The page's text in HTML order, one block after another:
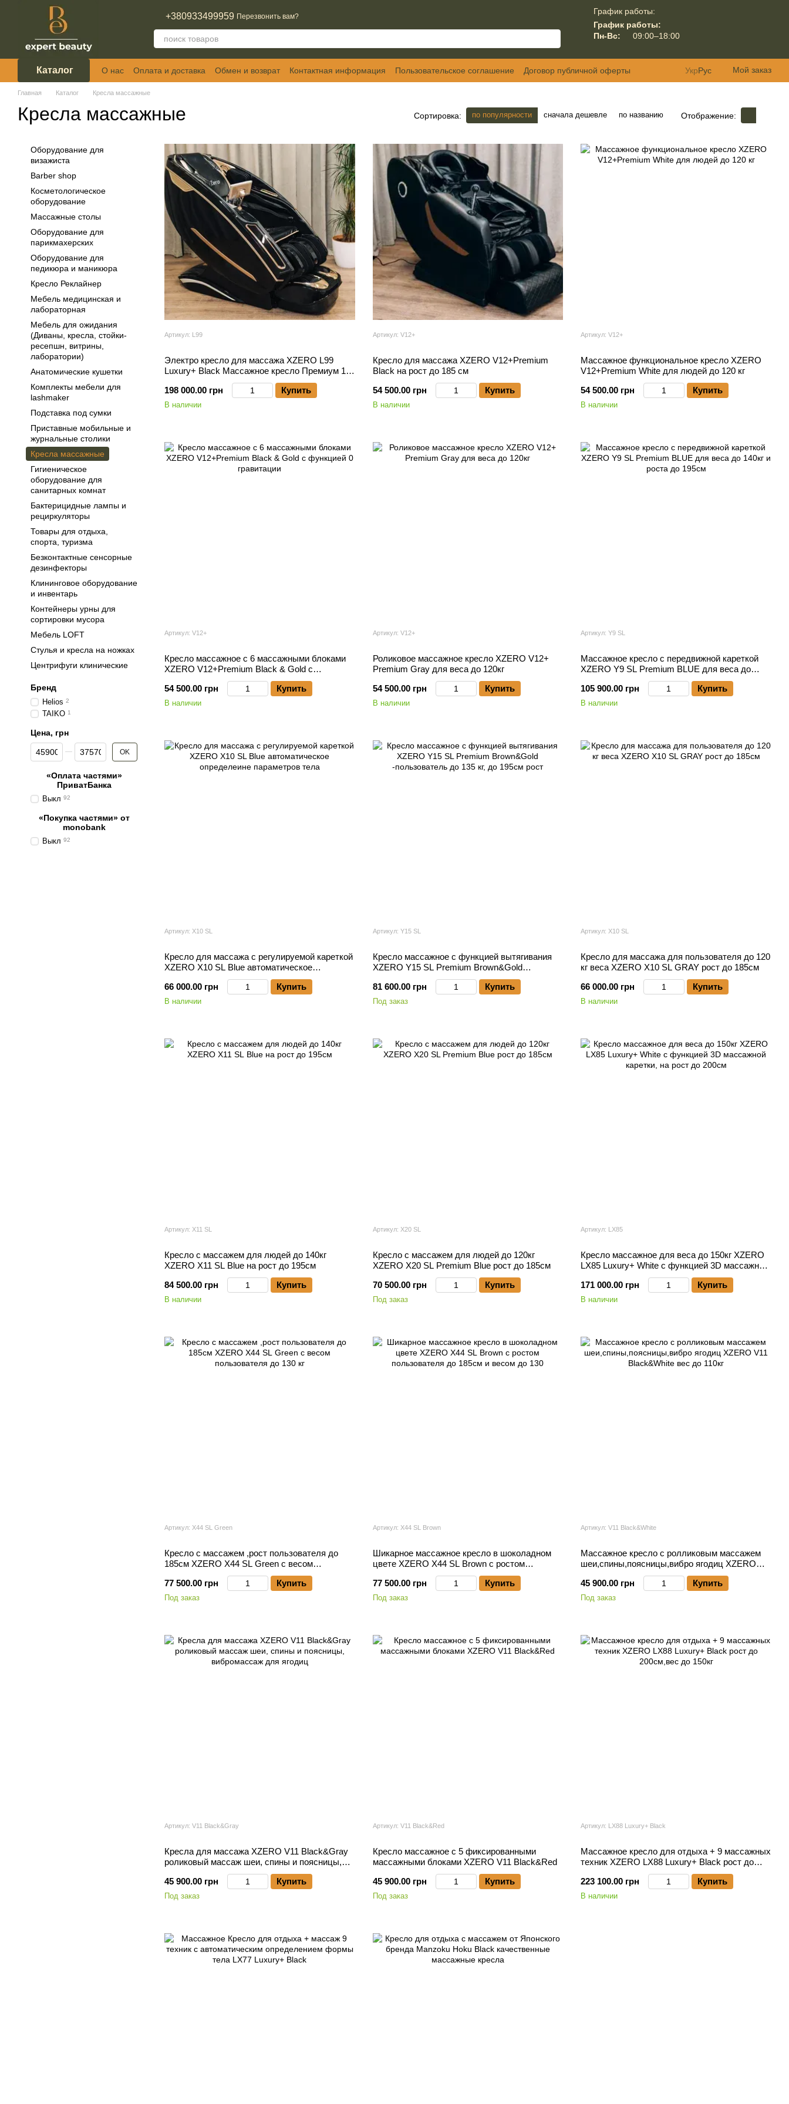
Перейти к основному контенту
+380933499959 Перезвонить вам?
График работы:
График работы:
Пн-Вс:
09:00–18:00
Каталог О нас Оплата и доставка Обмен и возврат Контактная информация Пользовательское соглашение
Договор публичной оферты
Отзывы о магазине
УкрРус Мой заказ
Главная Каталог Кресла массажные
Кресла массажные Сортировка: по популярности сначала дешевле по названию Отображение:
Артикул: L99
Электро кресло для массажа XZERO L99
Luxury+ Black Массажное кресло Премиум 12
198 000.00 грн
Купить
В наличии
Артикул: V12+
Кресло для массажа XZERO V12+Premium
Black на рост до 185 см
54 500.00 грн
Купить
В наличии
Артикул: V12+
Массажное функциональное кресло XZERO
V12+Premium White для людей до 120 кг
54 500.00 грн
Купить
В наличии
Артикул: V12+
Кресло массажное с 6 массажными блоками
XZERO V12+Premium Black & Gold с
функцией 0 гравитации
54 500.00 грн
Купить
В наличии
Артикул: V12+
Роликовое массажное кресло XZERO V12+
Premium Gray для веса до 120кг
54 500.00 грн
Купить
В наличии
Артикул: Y9 SL
Массажное кресло с передвижной кареткой
XZERO Y9 SL Premium BLUE для веса до
140кг и роста до 195см
105 900.00 грн
Купить
В наличии
Артикул: X10 SL
Кресло для массажа с регулируемой кареткой
XZERO X10 SL Blue автоматическое
определеине параметров тела
66 000.00 грн
Купить
В наличии
Артикул: Y15 SL
Кресло массажное с функцией вытягивания
XZERO Y15 SL Premium Brown&Gold
-пользователь до 135 кг, до 195см рост
81 600.00 грн
Купить
Под заказ
Артикул: X10 SL
Кресло для массажа для пользователя до 120
кг веса XZERO X10 SL GRAY рост до 185см
66 000.00 грн
Купить
В наличии
Артикул: X11 SL
Кресло с массажем для людей до 140кг
XZERO X11 SL Blue на рост до 195см
84 500.00 грн
Купить
В наличии
Артикул: X20 SL
Кресло с массажем для людей до 120кг
XZERO X20 SL Premium Blue рост до 185см
70 500.00 грн
Купить
Под заказ
Артикул: LX85
Кресло массажное для веса до 150кг XZERO
LX85 Luxury+ White с функцией 3D массажной
каретки, на рост до 200см
171 000.00 грн
Купить
В наличии
Артикул: X44 SL Green
Кресло с массажем ,рост пользователя до
185см XZERO X44 SL Green с весом
пользователя до 130 кг
77 500.00 грн
Купить
Под заказ
Артикул: X44 SL Brown
Шикарное массажное кресло в шоколадном
цвете XZERO X44 SL Brown с ростом
пользователя до 185см и весом до 130
77 500.00 грн
Купить
Под заказ
Артикул: V11 Black&White
Массажное кресло с ролликовым массажем
шеи,спины,поясницы,вибро ягодиц XZERO
V11 Black&White вес до 110кг
45 900.00 грн
Купить
Под заказ
Артикул: V11 Black&Gray
Кресла для массажа XZERO V11 Black&Gray
роликовый массаж шеи, спины и поясницы,
вибромассаж для ягодиц
45 900.00 грн
Купить
Под заказ
Артикул: V11 Black&Red
Кресло массажное с 5 фиксированными
массажными блоками XZERO V11 Black&Red
45 900.00 грн
Купить
Под заказ
Артикул: LX88 Luxury+ Black
Массажное кресло для отдыха + 9 массажных
техник XZERO LX88 Luxury+ Black рост до
200см,вес до 150кг
223 100.00 грн
Купить
В наличии
Оборудование для
визажиста
Barber shop
Косметологическое
оборудование
Массажные столы
Оборудование для
парикмахерских
Оборудование для
педикюра и маникюра
Кресло Реклайнер
Мебель медицинская и
лабораторная
Мебель для ожидания
(Диваны, кресла, стойки-
ресепшн, витрины,
лаборатории)
Анатомические кушетки
Комплекты мебели для
lashmaker
Подставка под сумки
Приставные мобильные и
журнальные столики
Кресла массажные
Гигиеническое
оборудование для
санитарных комнат
Бактерицидные лампы и
рециркуляторы
Товары для отдыха,
спорта, туризма
Безконтактные сенсорные
дезинфекторы
Клининговое оборудование
и инвентарь
Контейнеры урны для
сортировки мусора
Мебель LOFT
Стулья и кресла на ножках
Центрифуги клинические
Бренд
Helios 2
TAIKO 1
Цена, грн
От Цена, грн
До Цена, грн OK
«Оплата частями»
ПриватБанка
Выкл 92
«Покупка частями» от
monobank
Выкл 92